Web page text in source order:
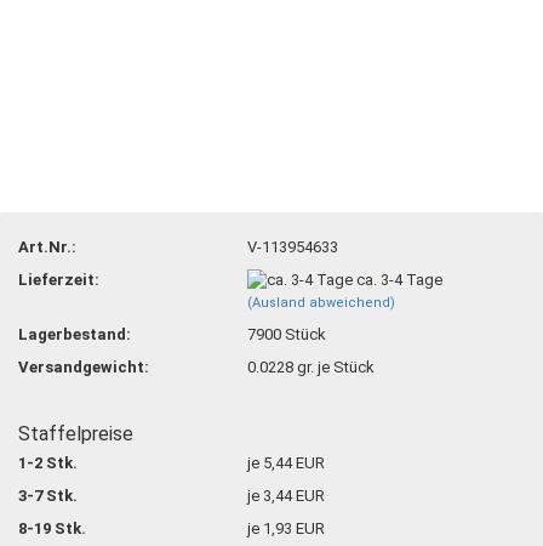
Art.Nr.:
V-113954633
Lieferzeit:
ca. 3-4 Tage
(Ausland abweichend)
Lagerbestand: 7900 Stück
Versandgewicht:
0.0228 gr. je Stück
Staffelpreise
1-2 Stk.
je 5,44 EUR
3-7 Stk.
je 3,44 EUR
8-19 Stk.
je 1,93 EUR